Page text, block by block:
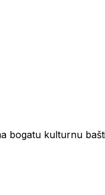
kulturnu